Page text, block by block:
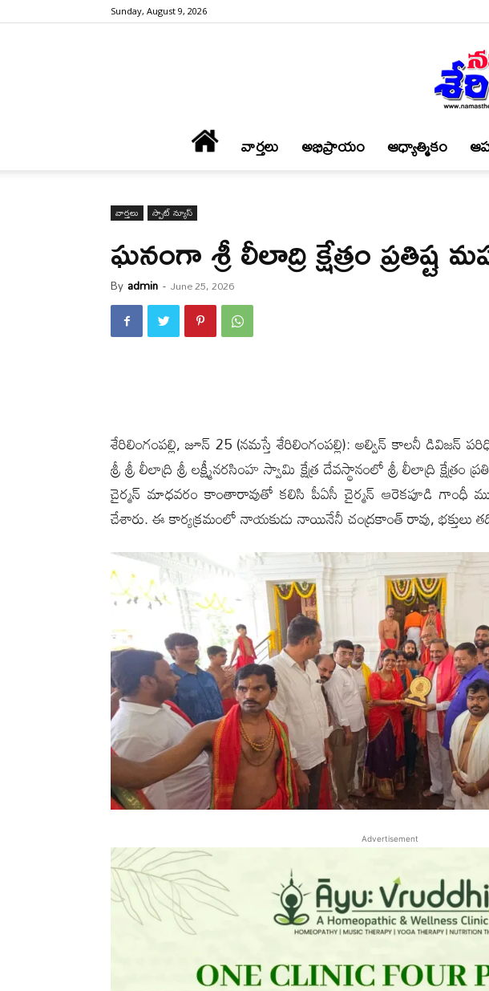
Sunday, August 9, 2026
వార్త‌లు అభిప్రాయం ఆధ్యాత్మికం
వార్త‌లు స్పాట్ న్యూస్
ఘ‌నంగా శ్రీ లీలాద్రి క్షేత్రం
By admin - June 25, 2026
శేరిలింగంప‌ల్లి, జూన్ 25 (న‌మ‌స్తే శేరిలింగంప‌ల్లి): అల్విన్ కాలనీ డివిజన్
శ్రీ శ్రీ లీలాద్రి శ్రీ లక్ష్మీనరసింహ స్వామి క్షేత్ర దేవస్థానంలో శ్రీ లీలాద్రి
చైర్మన్ మాధవరం కాంతారావుతో కలిసి పీఏసీ చైర్మన్ ఆరెకపూడి గాంధీ
చేశారు. ఈ కార్యక్రమంలో నాయకుడు నాయినేనీ చంద్రకాంత్ రావు, భక్తులు
Advertisement